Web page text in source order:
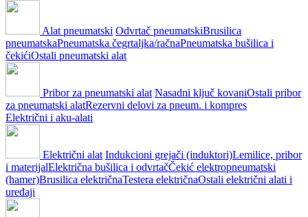
Alat pneumatski Odvrtač pneumatskiBrusilica
pneumatskaPneumatska čegrtaljka/račnaPneumatska bušilica i
čekićiOstali pneumatski alat
Pribor za pneumatski alat Nasadni ključ kovaniOstali pribor
za pneumatski alatRezervni delovi za pneum. i kompres
Električni i aku-alati
Električni alat Indukcioni grejači (induktori)Lemilice, pribor
i materijalElektrična bušilica i odvrtačČekić elektropneumatski
(hamer)Brusilica električnaTestera električnaOstali električni alati i
uređaji